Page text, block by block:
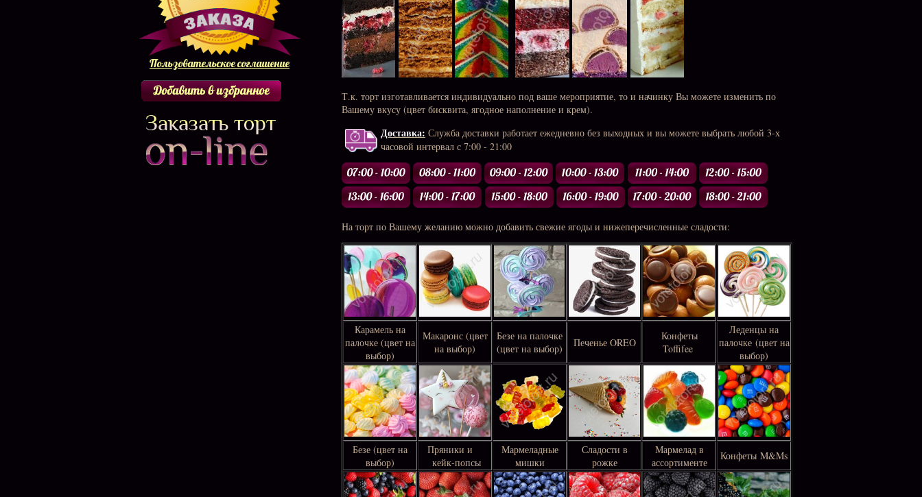
Пользовательское соглашение
Т.к. торт изготавливается индивидуально под ваше мероприятие, то и начинку Вы можете изменить по
Вашему вкусу (цвет бисквита, ягодное наполнение и крем).
Доставка: Служба доставки работает ежедневно без выходных и вы можете выбрать любой 3-х
часовой интервал с 7:00 - 21:00
На торт по Вашему желанию можно добавить свежие ягоды и нижеперечисленные сладости:
Карамель на
палочке (цвет на
выбор)
Макаронс (цвет
на выбор)
Безе на палочке
(цвет на выбор)
Печенье OREO
Конфеты
Toffifee
Леденцы на
палочке (цвет на
выбор)
Безе (цвет на
выбор)
Пряники и
кейк-попсы
Мармеладные
мишки
Сладости в
рожке
Мармелад в
ассортименте
Конфеты M&Ms